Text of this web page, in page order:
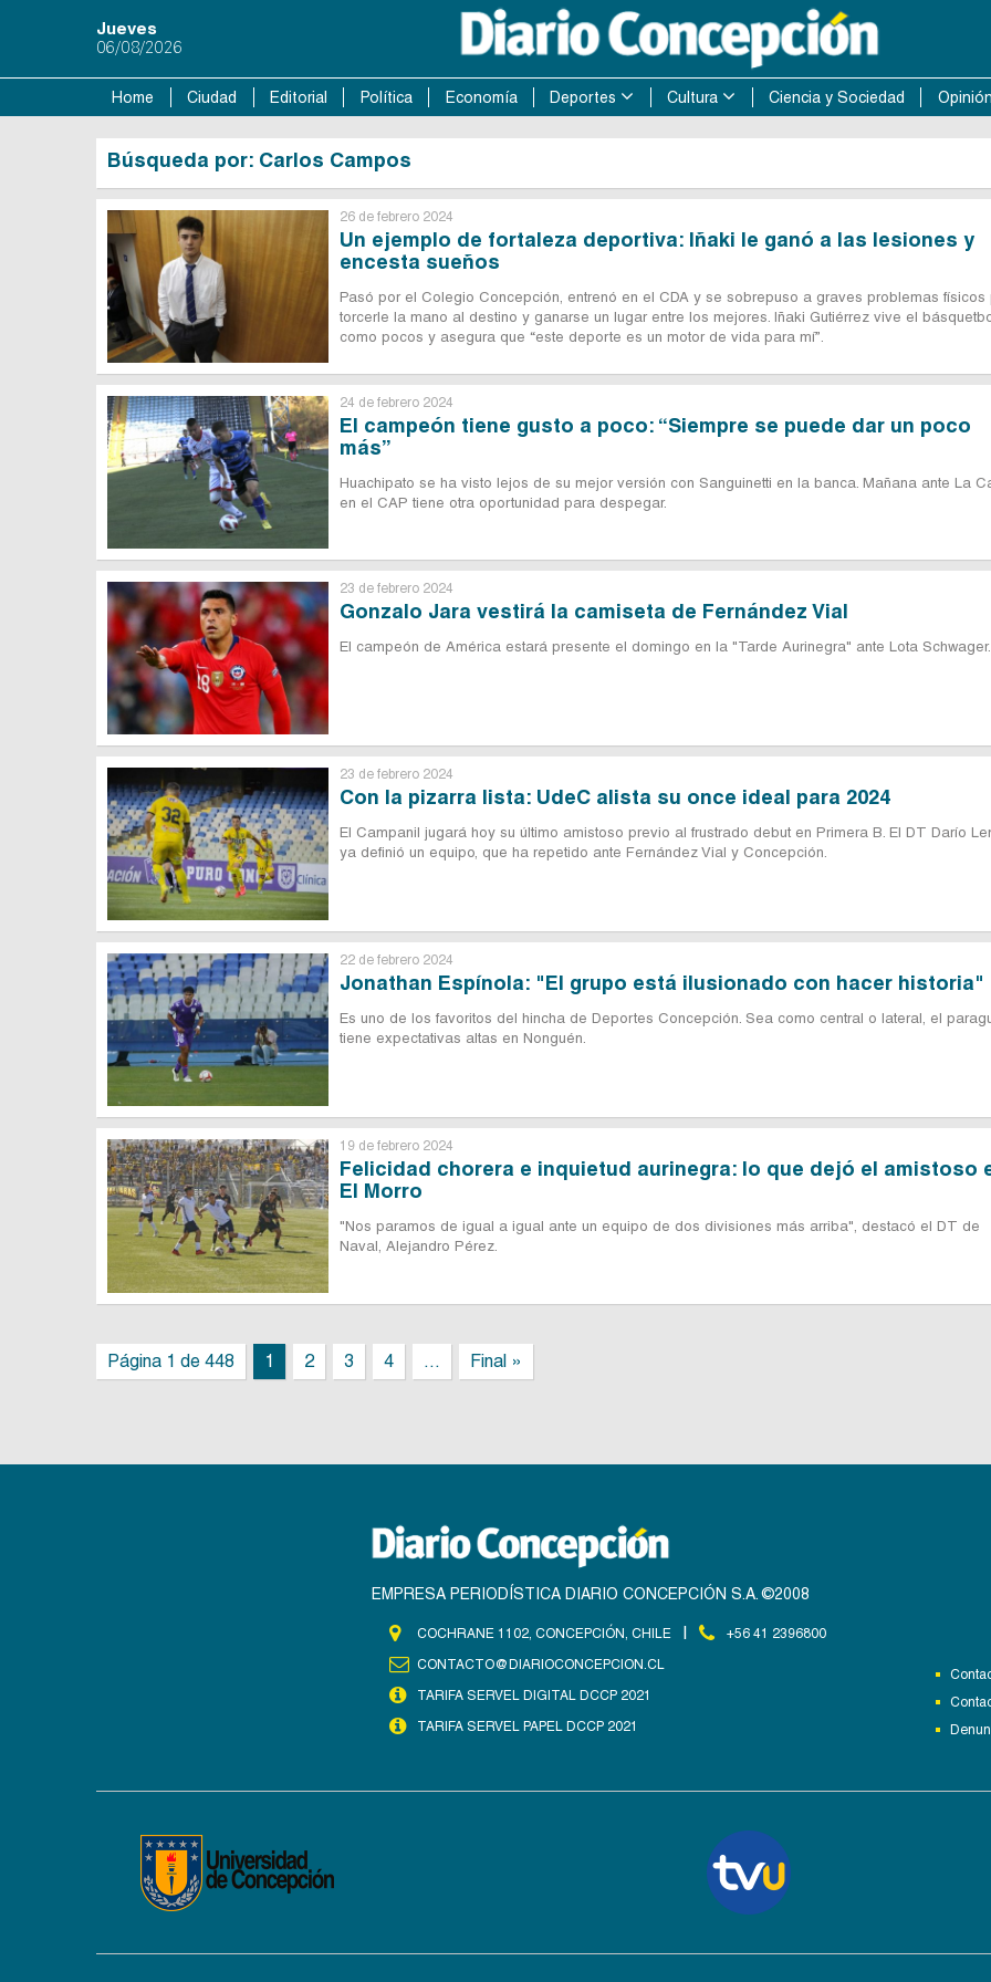
Jueves
06/08/2026
Home Ciudad Editorial Política Economía Deportes Cultura Ciencia y Sociedad
Búsqueda por: Carlos Campos
26 de febrero 2024
Un ejemplo de fortaleza deportiva: Iñaki le ganó a las lesiones y
encesta sueños
Pasó por el Colegio Concepción, entrenó en el CDA y se sobrepuso a graves problemas físicos
torcerle la mano al destino y ganarse un lugar entre los mejores. Iñaki Gutiérrez vive el
como pocos y asegura que “este deporte es un motor de vida para mí”.
24 de febrero 2024
El campeón tiene gusto a poco: “Siempre se puede dar un poco
más”
Huachipato se ha visto lejos de su mejor versión con Sanguinetti en la banca. Mañana ante La
en el CAP tiene otra oportunidad para despegar.
23 de febrero 2024
Gonzalo Jara vestirá la camiseta de Fernández Vial
El campeón de América estará presente el domingo en la "Tarde Aurinegra" ante Lota Schwager.
23 de febrero 2024
Con la pizarra lista: UdeC alista su once ideal para 2024
El Campanil jugará hoy su último amistoso previo al frustrado debut en Primera B. El DT Darío
ya definió un equipo, que ha repetido ante Fernández Vial y Concepción.
22 de febrero 2024
Jonathan Espínola: "El grupo está ilusionado con hacer historia"
Es uno de los favoritos del hincha de Deportes Concepción. Sea como central o lateral, el
tiene expectativas altas en Nonguén.
19 de febrero 2024
Felicidad chorera e inquietud aurinegra: lo que dejó el amistoso
El Morro
"Nos paramos de igual a igual ante un equipo de dos divisiones más arriba", destacó el DT de
Naval, Alejandro Pérez.
Página 1 de 448 1 2 3 4 ... Final »
EMPRESA PERIODÍSTICA DIARIO CONCEPCIÓN S.A. ©2008
COCHRANE 1102, CONCEPCIÓN, CHILE
+56 41 2396800
CONTACTO@DIARIOCONCEPCION.CL
TARIFA SERVEL DIGITAL DCCP 2021
TARIFA SERVEL PAPEL DCCP 2021